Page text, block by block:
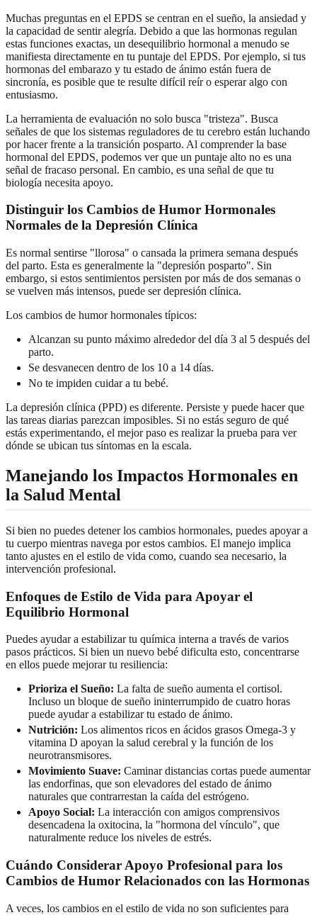
Muchas preguntas en el EPDS se centran en el sueño, la ansiedad y
la capacidad de sentir alegría. Debido a que las hormonas regulan
estas funciones exactas, un desequilibrio hormonal a menudo se
manifiesta directamente en tu puntaje del EPDS. Por ejemplo, si tus
hormonas del embarazo y tu estado de ánimo están fuera de
sincronía, es posible que te resulte difícil reír o esperar algo con
entusiasmo.
La herramienta de evaluación no solo busca "tristeza". Busca
señales de que los sistemas reguladores de tu cerebro están luchando
por hacer frente a la transición posparto. Al comprender la base
hormonal del EPDS, podemos ver que un puntaje alto no es una
señal de fracaso personal. En cambio, es una señal de que tu
biología necesita apoyo.
Distinguir los Cambios de Humor Hormonales
Normales de la Depresión Clínica
Es normal sentirse "llorosa" o cansada la primera semana después
del parto. Esta es generalmente la "depresión posparto". Sin
embargo, si estos sentimientos persisten por más de dos semanas o
se vuelven más intensos, puede ser depresión clínica.
Los cambios de humor hormonales típicos:
Alcanzan su punto máximo alrededor del día 3 al 5 después del
parto.
Se desvanecen dentro de los 10 a 14 días.
No te impiden cuidar a tu bebé.
La depresión clínica (PPD) es diferente. Persiste y puede hacer que
las tareas diarias parezcan imposibles. Si no estás seguro de qué
estás experimentando, el mejor paso es realizar la prueba para ver
dónde se ubican tus síntomas en la escala.
Manejando los Impactos Hormonales en
la Salud Mental
Si bien no puedes detener los cambios hormonales, puedes apoyar a
tu cuerpo mientras navega por estos cambios. El manejo implica
tanto ajustes en el estilo de vida como, cuando sea necesario, la
intervención profesional.
Enfoques de Estilo de Vida para Apoyar el
Equilibrio Hormonal
Puedes ayudar a estabilizar tu química interna a través de varios
pasos prácticos. Si bien un nuevo bebé dificulta esto, concentrarse
en ellos puede mejorar tu resiliencia:
Prioriza el Sueño: La falta de sueño aumenta el cortisol.
Incluso un bloque de sueño ininterrumpido de cuatro horas
puede ayudar a estabilizar tu estado de ánimo.
Nutrición: Los alimentos ricos en ácidos grasos Omega-3 y
vitamina D apoyan la salud cerebral y la función de los
neurotransmisores.
Movimiento Suave: Caminar distancias cortas puede aumentar
las endorfinas, que son elevadores del estado de ánimo
naturales que contrarrestan la caída del estrógeno.
Apoyo Social: La interacción con amigos comprensivos
desencadena la oxitocina, la "hormona del vínculo", que
naturalmente reduce los niveles de estrés.
Cuándo Considerar Apoyo Profesional para los
Cambios de Humor Relacionados con las Hormonas
A veces, los cambios en el estilo de vida no son suficientes para